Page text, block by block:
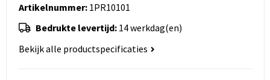
Artikelnummer:1PR10101
Bedrukte levertijd: 14 werkdag(en)
Bekijk alle productspecificaties